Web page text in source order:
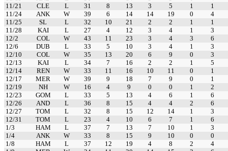
11/21
CLE L 31 8 13 3 5 1
1
11/24
ANK W 39 6 14 14 19 0
4
11/25
SL L 32 10 21 2 2 1
1
11/28
KAI L 27 4 12 3 4 1
3
12/2
COL W 43 11 23 3 4 3
6
12/6
DUB L 33 5 10 3 4 1
3
12/10
COL W 35 13 20 6 9 0
3
12/13
KAI L 34 7 16 2 2 1
5
12/14
REN W 33 11 16 10 11 0
1
12/17
MER W 39 9 18 7 9 0
1
12/19
NH W 16 4 9 0 0 1
2
12/23
GOM L 33 5 13 4 6 1
6
12/26
AND L 36 8 15 4 4 2
6
12/27
TOM L 32 8 15 12 14 1
3
12/31
TOM L 23 4 10 6 7 1
6
1/3
HAM L 37 7 13 7 10 1
3
1/4
ANK W 33 8 15 9 10 0
0
1/8
HAM L 37 12 19 4 8 2
4